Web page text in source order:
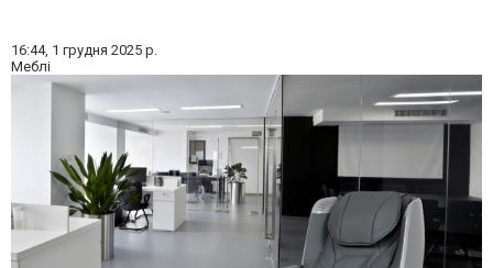
16:44, 1 грудня 2025 р.
Меблі